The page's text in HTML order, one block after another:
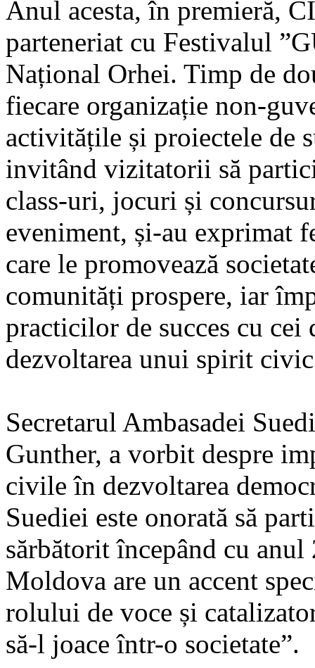
Anul acesta, în premieră,
parteneriat cu Festivalul
Național Orhei. Timp de
fiecare organizație non-
activitățile și proiectele de
invitând vizitatorii să
class-uri, jocuri și
eveniment, și-au exprimat
care le promovează
comunități prospere, iar
practicilor de succes cu
dezvoltarea unui spirit
Secretarul Ambasadei
Gunther, a vorbit despre
civile în dezvoltarea
Suediei este onorată să
sărbătorit începând cu
Moldova are un accent
rolului de voce și
să-l joace într-o societate”.